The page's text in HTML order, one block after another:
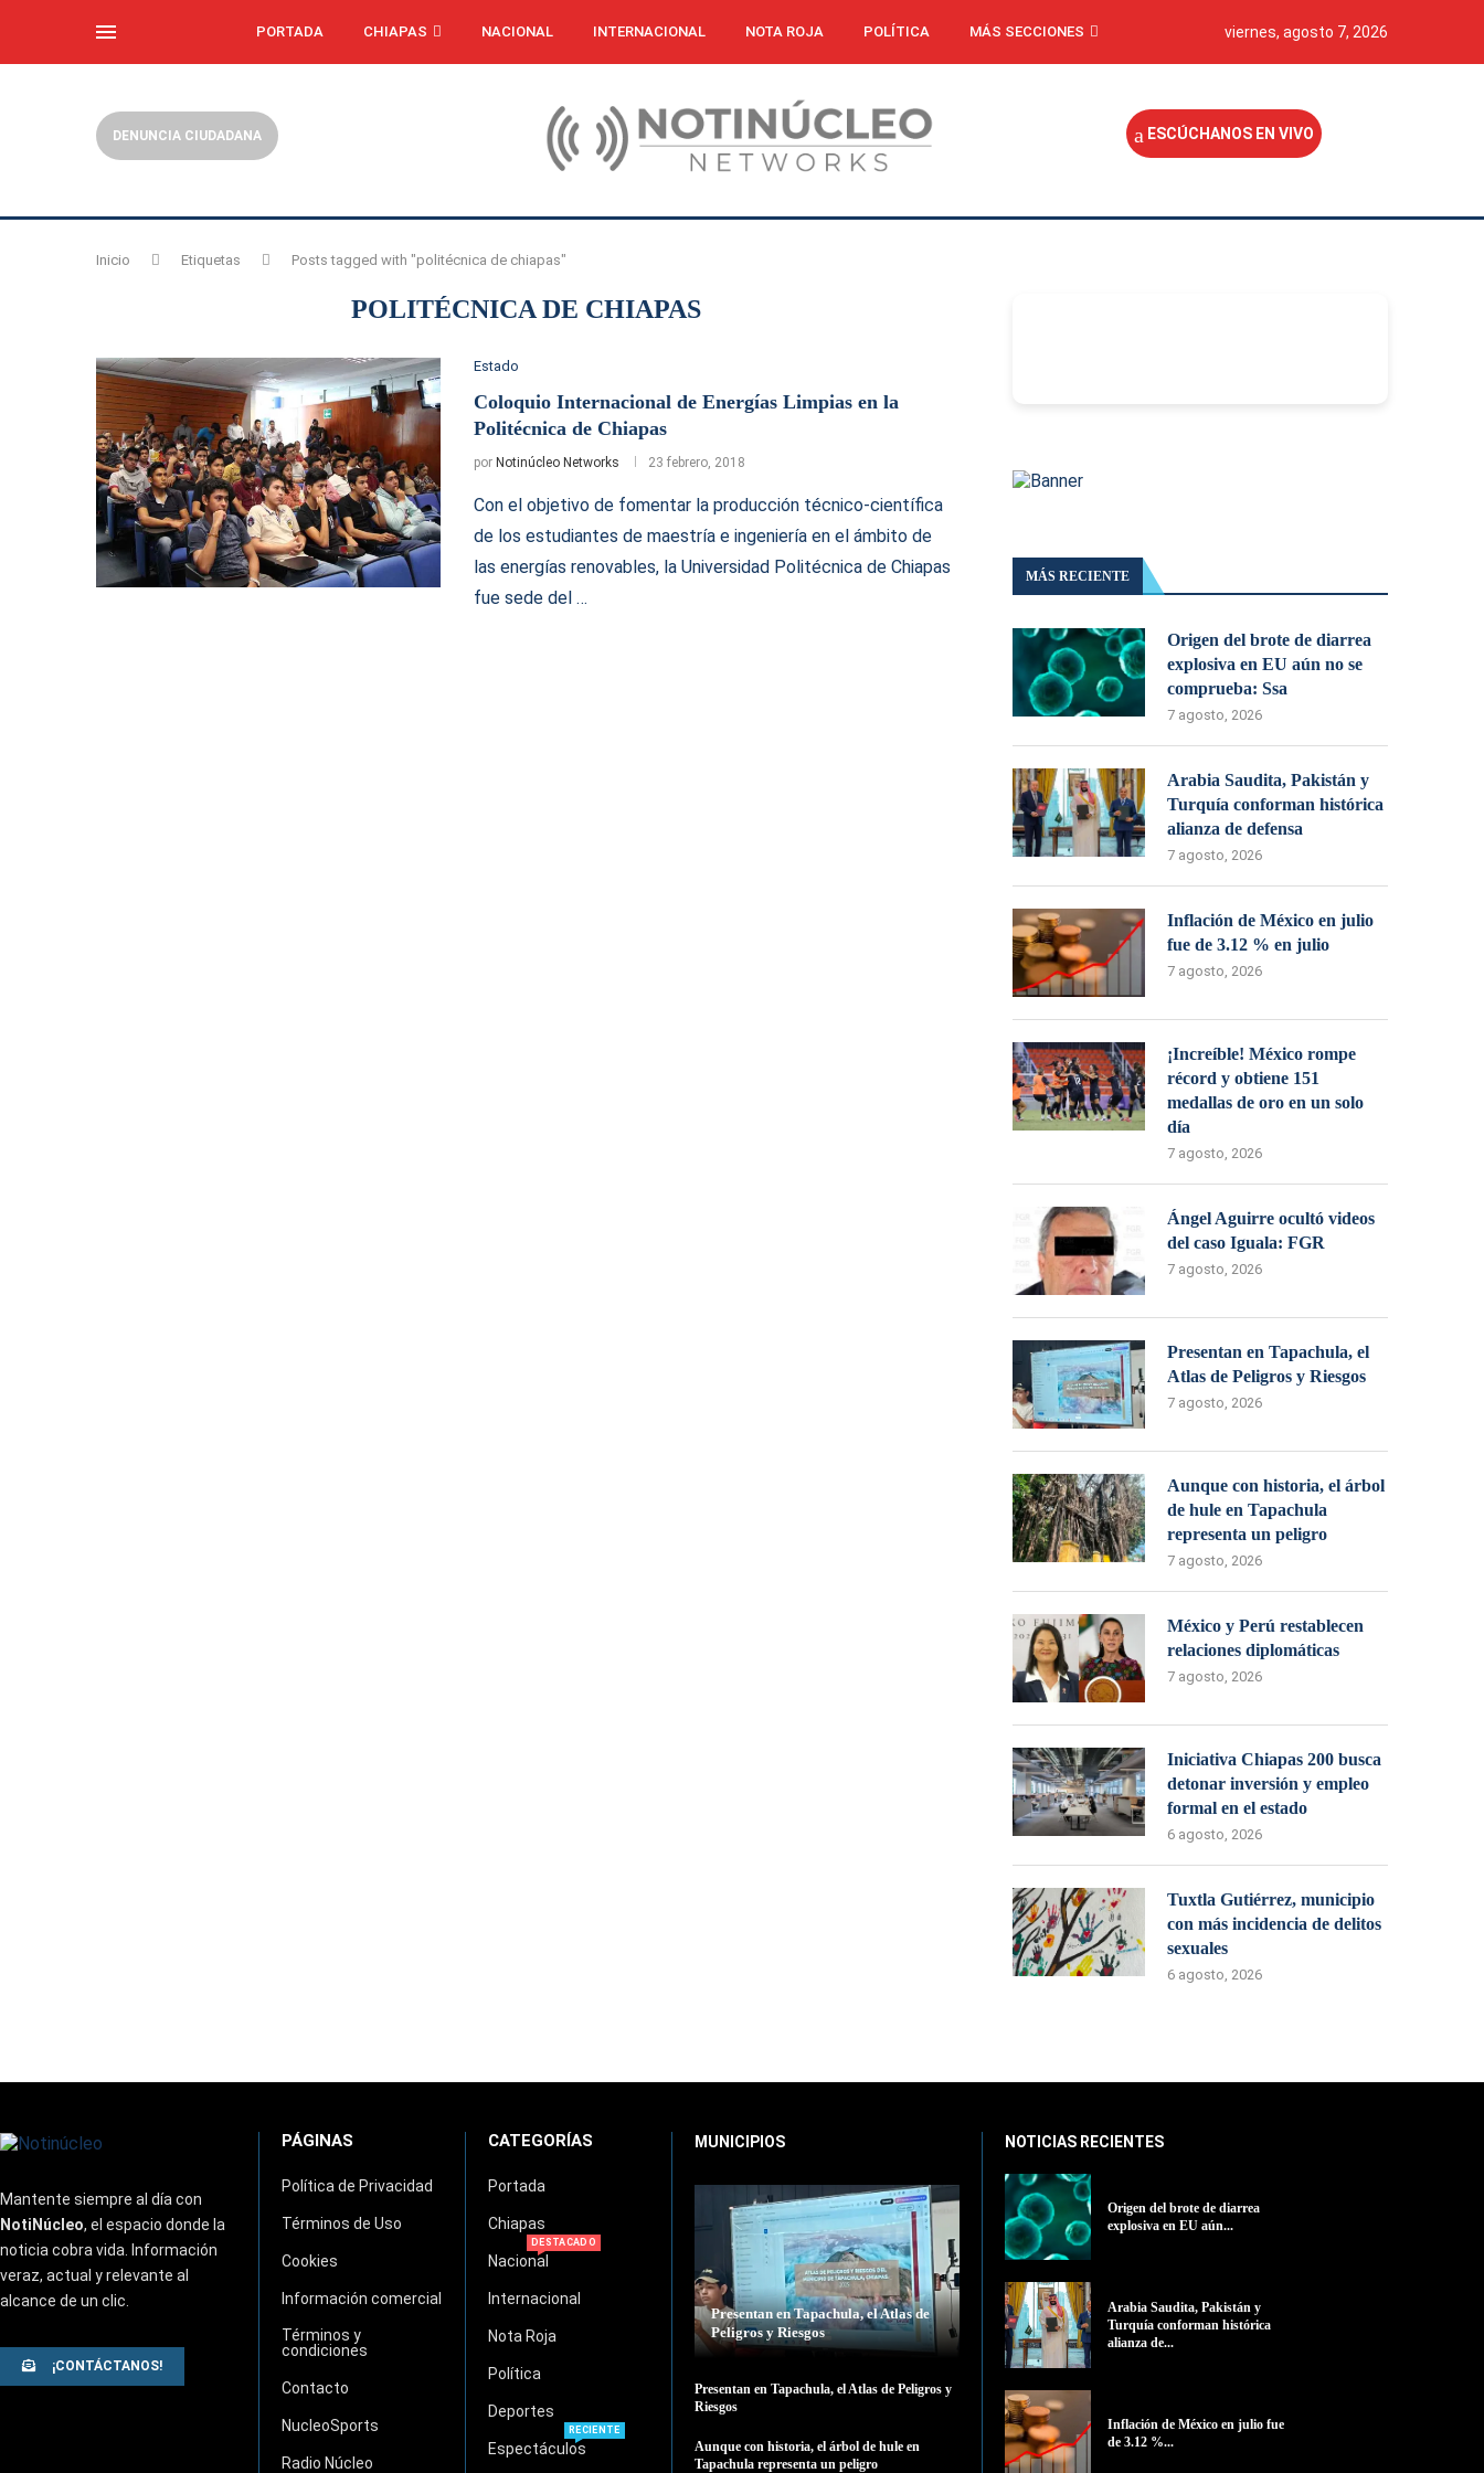
PORTADA CHIAPAS NACIONAL INTERNACIONAL NOTA ROJA POLÍTICA MÁS SECCIONES viernes, agosto 7, 2026
DENUNCIA CIUDADANA ESCÚCHANOS EN VIVO
Inicio Etiquetas Posts tagged with "politécnica de chiapas"
POLITÉCNICA DE CHIAPAS
Estado
Coloquio Internacional de Energías Limpias en la
Politécnica de Chiapas
por Notinúcleo Networks 23 febrero, 2018
Con el objetivo de fomentar la producción técnico-científica
de los estudiantes de maestría e ingeniería en el ámbito de
las energías renovables, la Universidad Politécnica de Chiapas
fue sede del …
MÁS RECIENTE
Origen del brote de diarrea
explosiva en EU aún no se
comprueba: Ssa
7 agosto, 2026
Arabia Saudita, Pakistán y
Turquía conforman histórica
alianza de defensa
7 agosto, 2026
Inflación de México en julio
fue de 3.12 % en julio
7 agosto, 2026
¡Increíble! México rompe
récord y obtiene 151
medallas de oro en un solo
día
7 agosto, 2026
Ángel Aguirre ocultó videos
del caso Iguala: FGR
7 agosto, 2026
Presentan en Tapachula, el
Atlas de Peligros y Riesgos
7 agosto, 2026
Aunque con historia, el árbol
de hule en Tapachula
representa un peligro
7 agosto, 2026
México y Perú restablecen
relaciones diplomáticas
7 agosto, 2026
Iniciativa Chiapas 200 busca
detonar inversión y empleo
formal en el estado
6 agosto, 2026
Tuxtla Gutiérrez, municipio
con más incidencia de delitos
sexuales
6 agosto, 2026
Mantente siempre al día con
NotiNúcleo, el espacio donde la
noticia cobra vida. Información
veraz, actual y relevante al
alcance de un clic.
¡CONTÁCTANOS!
PÁGINAS
Política de Privacidad
Términos de Uso
Cookies
Información comercial
Términos y
condiciones
Contacto
NucleoSports
Radio Núcleo
CATEGORÍAS
Portada
Chiapas
Nacional
DESTACADO
Internacional
Nota Roja
Política
Deportes
Espectáculos
RECIENTE
MUNICIPIOS
Presentan en Tapachula, el Atlas de
Peligros y Riesgos
Presentan en Tapachula, el Atlas de Peligros y
Riesgos
Aunque con historia, el árbol de hule en
Tapachula representa un peligro
NOTICIAS RECIENTES
Origen del brote de diarrea
explosiva en EU aún...
Arabia Saudita, Pakistán y
Turquía conforman histórica
alianza de...
Inflación de México en julio fue
de 3.12 %...